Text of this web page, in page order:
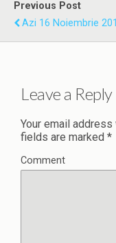
Previous Post
Azi 16 Noiembrie
Leave a Reply
Your email
fields are marked *
Comment